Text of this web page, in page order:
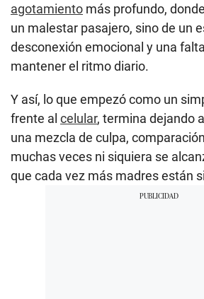
agotamiento más profundo,
un malestar pasajero, sino de un
desconexión emocional y una
mantener el ritmo diario.
Y así, lo que empezó como un
frente al celular, termina dejando
una mezcla de culpa,
muchas veces ni siquiera se
que cada vez más madres están